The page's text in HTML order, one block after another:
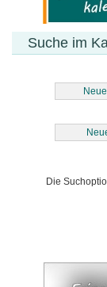
Suche im
Die